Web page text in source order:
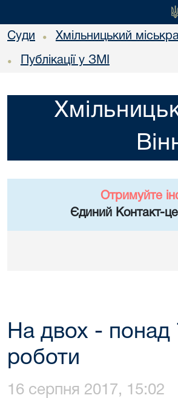
Суди • Хмільницький
• Публікації у ЗМІ
Отримуйте
Єдиний Контакт-
На двох - понад
роботи
16 серпня 2017, 15:02